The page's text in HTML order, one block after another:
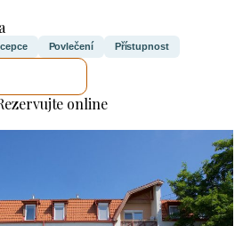
Povlečení Přístupnost
online